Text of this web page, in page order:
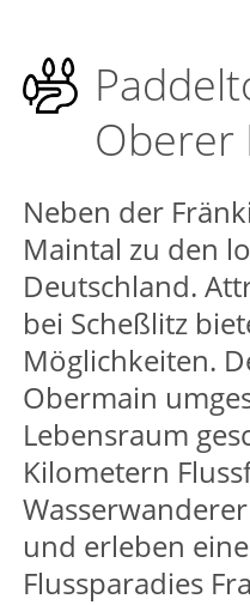
Oberer
Neben der
Maintal zu den
Deutschland.
bei Scheßlitz
Möglichkeiten.
Obermain
Lebensraum
Kilometern
und erleben
Flussparadies